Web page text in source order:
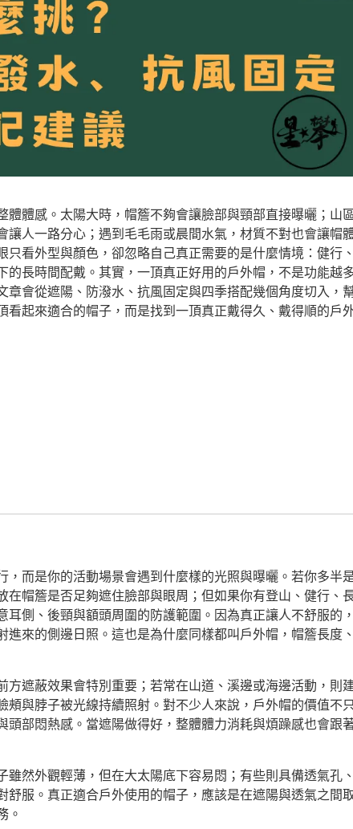
體體感。太陽大時，帽簷不夠會讓臉部與頸部直接曝曬；山區
讓人一路分心；遇到毛毛雨或晨間水氣，材質不對也會讓帽
看外型與顏色，卻忽略自己真正需要的是什麼情境：健行、
的長時間配戴。其實，一頂真正好用的戶外帽，不是功能越
章會從遮陽、防潑水、抗風固定與四季搭配幾個角度切入，
看起來適合的帽子，而是找到一頂真正戴得久、戴得順的戶
，而是你的活動場景會遇到什麼樣的光照與曝曬。若你多半
在帽簷是否足夠遮住臉部與眼周；但如果你有登山、健行、
側、後頸與額頭周圍的防護範圍。因為真正讓人不舒服的，
來的側邊日照。這也是為什麼同樣都叫戶外帽，帽簷長度、
方遮蔽效果會特別重要；若常在山道、溪邊或海邊活動，則
與脖子被光線持續照射。對不少人來說，戶外帽的價值不只
頭部悶熱感。當遮陽做得好，整體體力消耗與煩躁感也會跟
然外觀輕薄，但在大太陽底下容易悶；有些則具備透氣孔、
舒服。真正適合戶外使用的帽子，應該是在遮陽與透氣之間
。